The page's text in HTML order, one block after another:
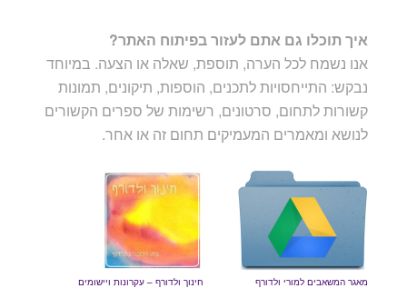
איך תוכלו גם אתם לעזור בפיתוח האתר?
אנו נשמח לכל הערה, תוספת, שאלה או הצעה. במיוחד
נבקש: התייחסויות לתכנים, הוספות, תיקונים, תמונות
קשורות לתחום, סרטונים, רשימות של ספרים הקשורים
לנושא ומאמרים המעמיקים תחום זה או אחר.
חינוך ולדורף – עקרונות ויישומים מאגר המשאבים למורי ולדורף